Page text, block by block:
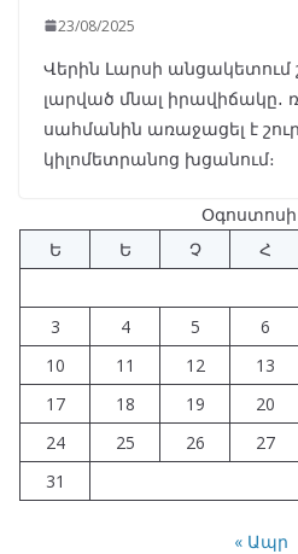
23/08/2025
Վերին Լարսի անցակետում
լարված մնալ իրավիճակը․
սահմանին առաջացել է
կիլոմետրանոց խցանում։
Օգոստոսի
Ե
Ե Չ Հ
3
4 5 6
10
11 12 13
17
18 19 20
24
25 26 27
31
« Ապր